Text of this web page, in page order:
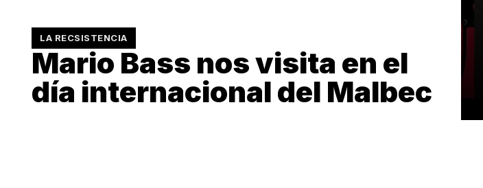
LA RECSISTENCIA
Mario Bass nos visita en el
día internacional del Malbec